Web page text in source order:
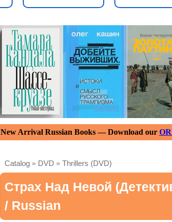
New Arrival Russian Books — Download our
Catalog » DVD » Thrillers (DVD)
Страх Над Невой
/ Russian